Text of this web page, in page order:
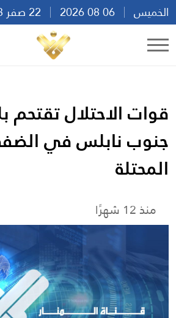
الخميس
15:43
قوات الاحتلال تقتحم
جنوب نابلس في
المحتلة
منذ 12 شهرًا